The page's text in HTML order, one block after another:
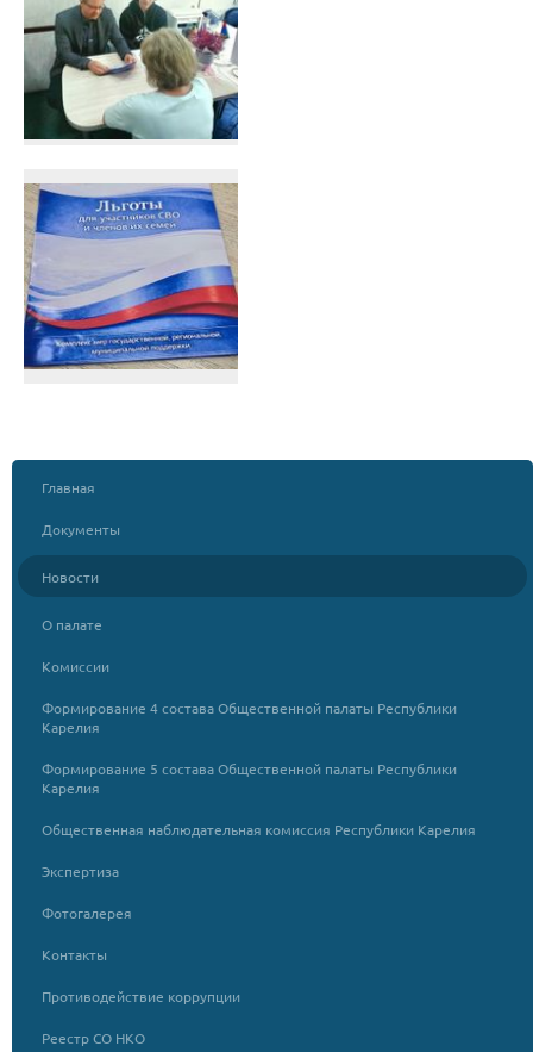
Главная
Документы
Новости
О палате
Комиссии
Формирование 4 состава Общественной палаты Республики
Карелия
Формирование 5 состава Общественной палаты Республики
Карелия
Общественная наблюдательная комиссия Республики Карелия
Экспертиза
Фотогалерея
Контакты
Противодействие коррупции
Реестр СО НКО